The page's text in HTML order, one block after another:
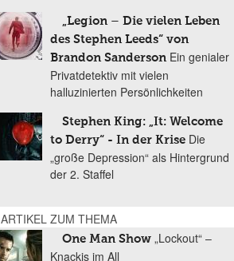
„Legion – Die vielen Leben
des Stephen Leeds“ von
Brandon Sanderson Ein genialer
Privatdetektiv mit vielen
halluzinierten Persönlichkeiten
Stephen King: „It: Welcome
to Derry“ - In der Krise Die
„große Depression“ als Hintergrund
der 2. Staffel
ARTIKEL ZUM THEMA
One Man Show „Lockout“ –
Knackis im All